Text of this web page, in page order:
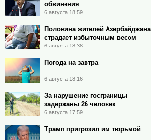
обвинения
6 августа 18:59
Половина жителей Азербайджана
страдает избыточным весом
6 августа 18:38
Погода на завтра
6 августа 18:16
За нарушение госграницы
задержаны 26 человек
6 августа 17:59
Трамп пригрозил им тюрьмой